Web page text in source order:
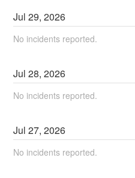
Jul29,2026
No incidents reported.
Jul28,2026
No incidents reported.
Jul27,2026
No incidents reported.